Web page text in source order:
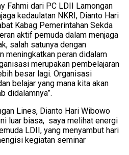
Fahmi dari PC LDII Lamongan
kedaulatan NKRI, Dianto Hari
Kabag Pemerintahan Sekda
aktif pemuda dalam menjaga
salah satunya dengan
meningkatkan peran didalam
merupakan pembelajaran
besar lagi. Organisasi
belajar yang mana kita akan
didalamnya”.
Lines, Dianto Hari Wibowo
luar biasa, saya melihat energi
LDII, yang menyambut hari
kegiatan seminar